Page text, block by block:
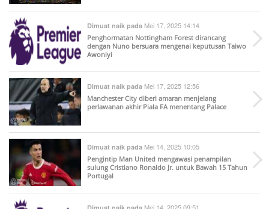
Dimuat naik pada Mei 17, 2025 14:14
Penghormatan Nottingham Forest dirancang
dengan Nuno bersuara mengenai keputusan Taiwo
Awoniyi
Dimuat naik pada Mei 17, 2025 12:56
Manchester City diberi amaran menjelang
perlawanan akhir Piala FA menentang Palace
Dimuat naik pada Mei 14, 2025 10:05
Pengintip Man United mengawasi penampilan
sulung Cristiano Ronaldo Jr. untuk Bawah 15 Tahun
Portugal